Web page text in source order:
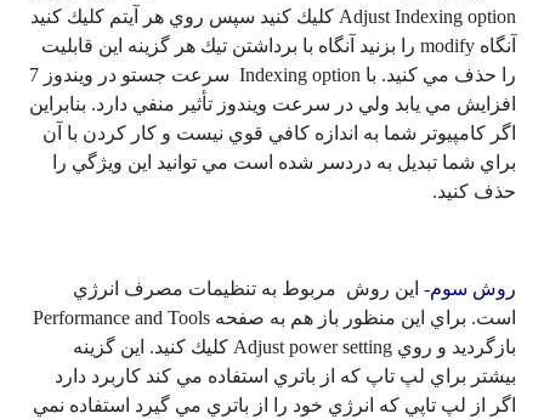
Adjust Indexing option كليك كنيد سپس روي هر آيتم كليك كنيد
آنگاه modify را بزنيد آنگاه با برداشتن تيك هر گزينه اين قابليت
را حذف مي كنيد. با Indexing option سرعت جستو در ويندوز 7
افزايش مي يابد ولي در سرعت ويندوز تأثير منفي دارد. بنابراين
اگر كامپيوتر شما به اندازه كافي قوي نيست و كار كردن با آن
براي شما تبديل به دردسر شده است مي توانيد اين ويژگي را
حذف كنيد.
روش سوم- اين روش مربوط به تنظيمات مصرف انرژي
است. براي اين منظور باز هم به صفحه Performance and Tools
بازگرديد و روي Adjust power setting كليك كنيد. اين گزينه
بيشتر براي لپ تاپ كه از باتري استفاده مي كند كاربرد دارد
اگر از لپ تاپي كه انرژي خود را از باتري مي گيرد استفاده نمي